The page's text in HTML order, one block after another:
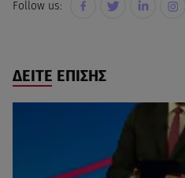
Follow us:
ΔΕΙΤΕ ΕΠΙΣΗΣ